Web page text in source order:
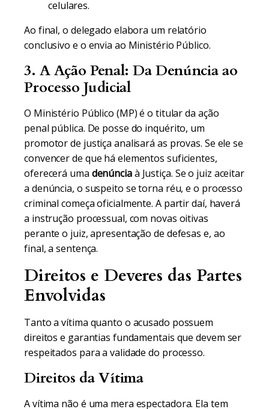
celulares.
Ao final, o delegado elabora um relatório
conclusivo e o envia ao Ministério Público.
3. A Ação Penal: Da Denúncia ao
Processo Judicial
O Ministério Público (MP) é o titular da ação
penal pública. De posse do inquérito, um
promotor de justiça analisará as provas. Se ele se
convencer de que há elementos suficientes,
oferecerá uma denúnciaà Justiça. Se o juiz aceitar
a denúncia, o suspeito se torna réu, e o processo
criminal começa oficialmente. A partir daí, haverá
a instrução processual, com novas oitivas
perante o juiz, apresentação de defesas e, ao
final, a sentença.
Direitos e Deveres das Partes
Envolvidas
Tanto a vítima quanto o acusado possuem
direitos e garantias fundamentais que devem ser
respeitados para a validade do processo.
Direitos da Vítima
A vítima não é uma mera espectadora. Ela tem